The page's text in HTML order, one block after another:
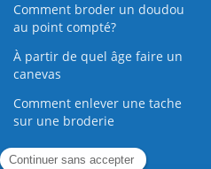
Comment broder un doudou
au point compté?
À partir de quel âge faire un
canevas
Comment enlever une tache
sur une broderie
Guide de la Broderie